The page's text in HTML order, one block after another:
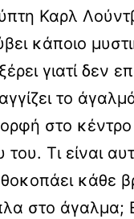
Καρλ
κάποιο
γιατί δεν
το
στο
του. Τι είναι
κάθε
στο άγαλμα;